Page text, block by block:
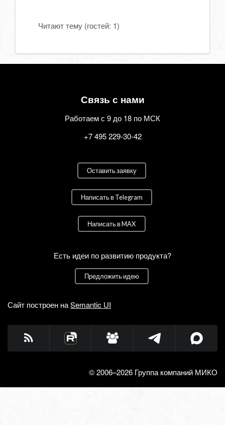
Читают тему (гостей: 1)
Связь с нами
Работаем с 9 до 18 по МСК
+7 495 229-30-42
Оставить заявку
Написать в Telegram
Написать в MAX
Есть идеи по развитию продукта?
Предложить идею
Сайт построен наSemantic UI
© 2006–2026 Группа компаний МИКО